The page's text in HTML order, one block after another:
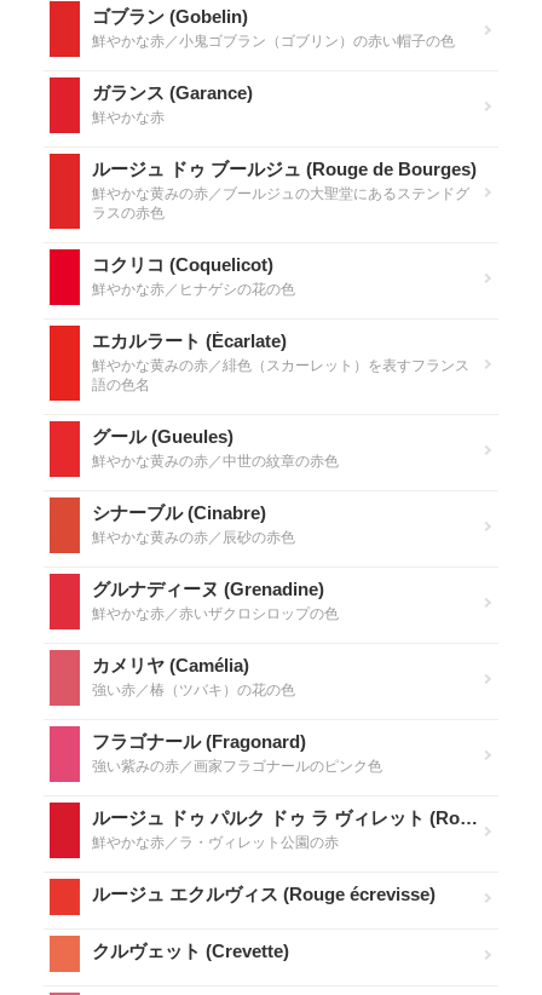
ゴブラン (Gobelin)
鮮やかな赤／小鬼ゴブラン（ゴブリン）の赤い帽子の色
ガランス (Garance)
鮮やかな赤
ルージュ ドゥ ブールジュ (Rouge de Bourges)
鮮やかな黄みの赤／ブールジュの大聖堂にあるステンドグ
ラスの赤色
コクリコ (Coquelicot)
鮮やかな赤／ヒナゲシの花の色
エカルラート (Écarlate)
鮮やかな黄みの赤／緋色（スカーレット）を表すフランス
語の色名
グール (Gueules)
鮮やかな黄みの赤／中世の紋章の赤色
シナーブル (Cinabre)
鮮やかな黄みの赤／辰砂の赤色
グルナディーヌ (Grenadine)
鮮やかな赤／赤いザクロシロップの色
カメリヤ (Camélia)
強い赤／椿（ツバキ）の花の色
フラゴナール (Fragonard)
強い紫みの赤／画家フラゴナールのピンク色
ルージュ ドゥ パルク ドゥ ラ ヴィレット (Rouge de Parc de la Villette)
鮮やかな赤／ラ・ヴィレット公園の赤
ルージュ エクルヴィス (Rouge écrevisse)
クルヴェット (Crevette)